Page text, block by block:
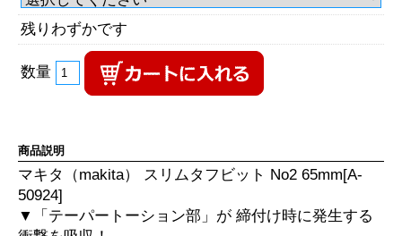
残りわずかです
数量
商品説明
マキタ（makita） スリムタフビット No2 65mm[A-
50924]
▼「テーパートーション部」が 締付け時に発生する